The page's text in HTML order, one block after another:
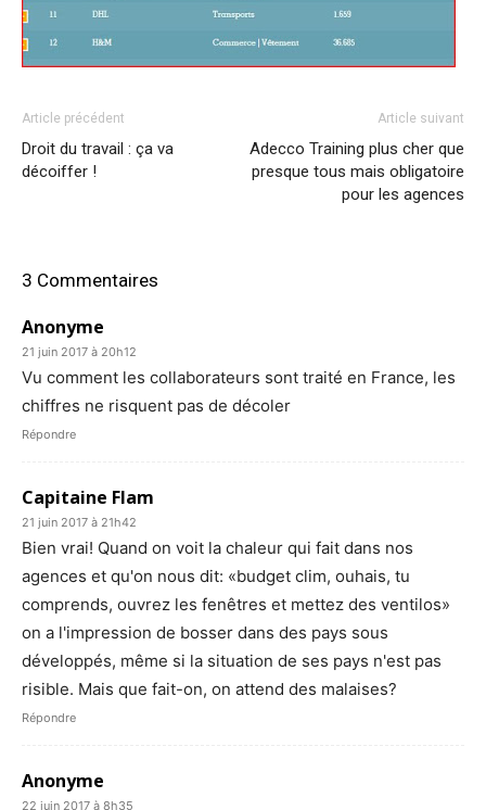
Article précédent
Droit du travail : ça va
décoiffer !
Article suivant
Adecco Training plus cher que
presque tous mais obligatoire
pour les agences
3 Commentaires
Anonyme
21 juin 2017 à 20h12
Vu comment les collaborateurs sont traité en France, les
chiffres ne risquent pas de décoler
Répondre
Capitaine Flam
21 juin 2017 à 21h42
Bien vrai! Quand on voit la chaleur qui fait dans nos
agences et qu'on nous dit: «budget clim, ouhais, tu
comprends, ouvrez les fenêtres et mettez des ventilos»
on a l'impression de bosser dans des pays sous
développés, même si la situation de ses pays n'est pas
risible. Mais que fait-on, on attend des malaises?
Répondre
Anonyme
22 juin 2017 à 8h35